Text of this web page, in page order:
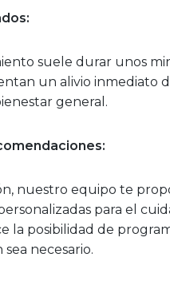
suele durar unos
un alivio inmediato
general.
nuestro equipo te
para el
la posibilidad de
necesario.